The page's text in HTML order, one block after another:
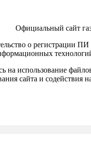
Официальный сайт
о регистрации
на использование
сайта и